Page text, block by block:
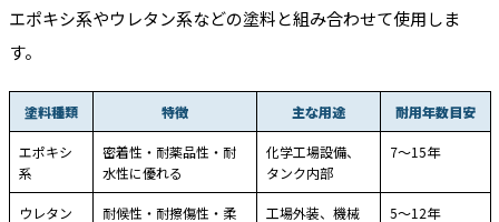
エポキシ系やウレタン系などの塗料と組み合わせて使用しま
す。
塗料種類 特徴 主な用途 耐用年数目安
エポキシ
系
密着性・耐薬品性・耐
水性に優れる
化学工場設備、
タンク内部
7〜15年
ウレタン
耐候性・耐擦傷性・柔
工場外装、機械
5〜12年